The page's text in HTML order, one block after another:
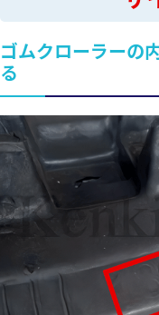
ゴムクローラーの
る